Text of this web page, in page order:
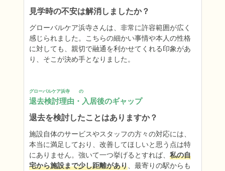
見学時の不安は解消しましたか？
グローバルケア浜寺さんは、非常に許容範囲が広く
感じられました。こちらの細かい事情や本人の性格
に対しても、親切で融通を利かせてくれる印象があ
り、そこが決め手となりました。
グローバルケア浜寺　　の
退去検討理由・入居後のギャップ
退去を検討したことはありますか？
施設自体のサービスやスタッフの方々の対応には、
本当に満足しており、改善してほしいと思う点は特
にありません。強いて一つ挙げるとすれば、 私の自
宅から施設まで少し距離があり、最寄りの駅からも